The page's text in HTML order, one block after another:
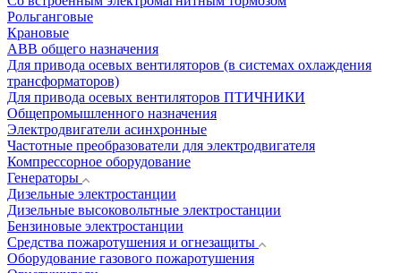
Рольганговые
Крановые
АВВ общего назначения
Для привода осевых вентиляторов (в системах охлаждения
трансформаторов)
Для привода осевых вентиляторов ПТИЧНИКИ
Общепромышленного назначения
Электродвигатели асинхронные
Частотные преобразователи для электродвигателя
Компрессорное оборудование
Генераторы
Дизельные электростанции
Дизельные высоковольтные электростанции
Бензиновые электростанции
Средства пожаротушения и огнезащиты
Оборудование газового пожаротушения